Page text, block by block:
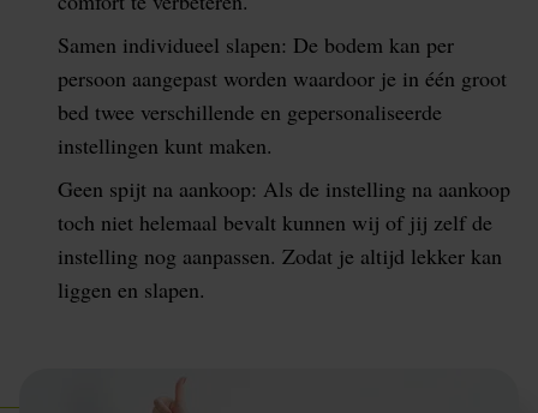
Samen individueel slapen: De bodem kan per
persoon aangepast worden waardoor je in één groot
bed twee verschillende en gepersonaliseerde
instellingen kunt maken.
Geen spijt na aankoop: Als de instelling na aankoop
toch niet helemaal bevalt kunnen wij of jij zelf de
instelling nog aanpassen. Zodat je altijd lekker kan
liggen en slapen.